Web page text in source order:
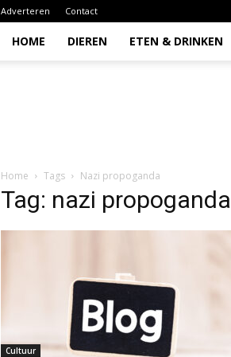
Adverteren Contact
HOME DIEREN ETEN & DRINKEN
Home Tags Nazi propoganda
Tag: nazi propoganda
Cultuur